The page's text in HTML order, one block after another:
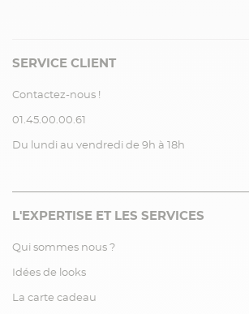
SERVICE CLIENT
Contactez-nous !
01.45.00.00.61
Du lundi au vendredi de 9h à 18h
L'EXPERTISE ET LES SERVICES
Qui sommes nous ?
Idées de looks
La carte cadeau